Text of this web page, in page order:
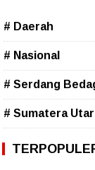
# Daerah
# Nasional
# Serdang
# Sumatera